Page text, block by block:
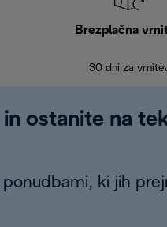
Brezplačna
30 dni za
ostanite na
ponudbami, ki jih